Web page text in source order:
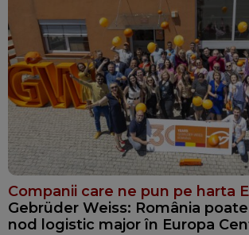
Companii care ne pun pe harta
Gebrüder Weiss: România
nod logistic major în Europa